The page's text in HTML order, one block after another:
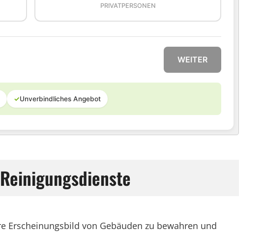
PRIVATPERSONEN
WEITER
✓Unverbindliches Angebot
Erscheinungsbild von Gebäuden zu bewahren und